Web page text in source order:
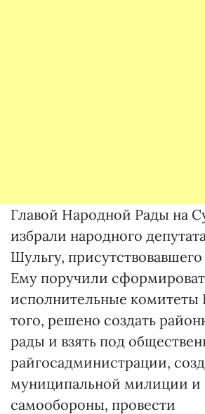
Главой Народной Рады на
избрали народного
Шульгу,
Ему поручили
исполнительные комитеты
того, решено создать
рады и взять под
райгосадминистрации,
муниципальной милиции и
самообороны, провести